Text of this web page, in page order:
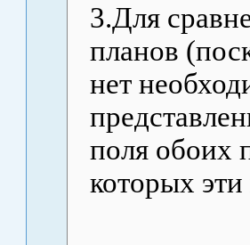
3.Для
планов
нет
поля обоих
которых